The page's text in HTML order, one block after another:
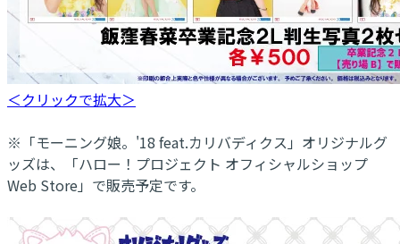
＜クリックで拡大＞
※「モーニング娘。'18 feat.カリバディクス」オリジナルグ
ッズは、「ハロー！プロジェクト オフィシャルショップ
Web Store」で販売予定です。